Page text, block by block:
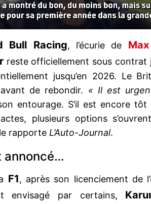
Bull Racing, l’écurie de
reste officiellement sous contrat
jusqu’en 2026. Le
de rebondir. « Il est
entourage. S’il est encore
plusieurs options
rapporte L’Auto-Journal.
annoncé…
F1, après son licenciement de
envisagé par certains,